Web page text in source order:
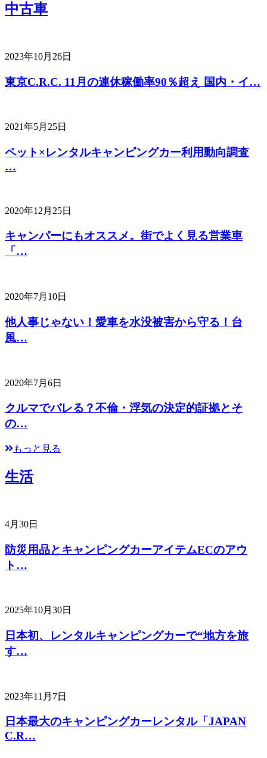
中古車
2023年10月26日
東京C.R.C. 11月の連休稼働率90％超え 国内・イ…
2021年5月25日
ペット×レンタルキャンピングカー利用動向調査
…
2020年12月25日
キャンパーにもオススメ。街でよく見る営業車
「…
2020年7月10日
他人事じゃない！愛車を水没被害から守る！台
風…
2020年7月6日
クルマでバレる？不倫・浮気の決定的証拠とそ
の…
もっと見る
生活
4月30日
防災用品とキャンピングカーアイテムECのアウ
ト…
2025年10月30日
日本初、レンタルキャンピングカーで“地方を旅
す…
2023年11月7日
日本最大のキャンピングカーレンタル「JAPAN
C.R…